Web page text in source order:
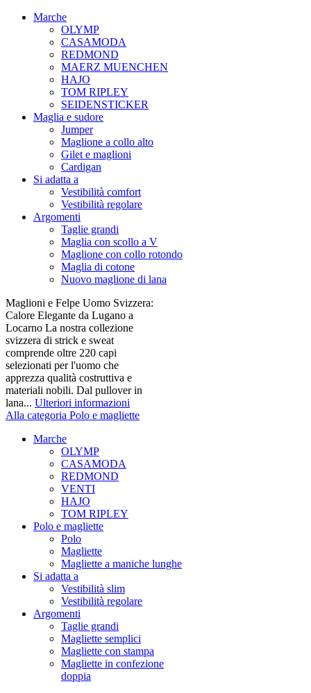
Marche
OLYMP
CASAMODA
REDMOND
MAERZ MUENCHEN
HAJO
TOM RIPLEY
SEIDENSTICKER
Maglia e sudore
Jumper
Maglione a collo alto
Gilet e maglioni
Cardigan
Si adatta a
Vestibilità comfort
Vestibilità regolare
Argomenti
Taglie grandi
Maglia con scollo a V
Maglione con collo rotondo
Maglia di cotone
Nuovo maglione di lana
Maglioni e Felpe Uomo Svizzera:
Calore Elegante da Lugano a
Locarno La nostra collezione
svizzera di strick e sweat
comprende oltre 220 capi
selezionati per l'uomo che
apprezza qualità costruttiva e
materiali nobili. Dal pullover in
lana... Ulteriori informazioni
Alla categoria Polo e magliette
Marche
OLYMP
CASAMODA
REDMOND
VENTI
HAJO
TOM RIPLEY
Polo e magliette
Polo
Magliette
Magliette a maniche lunghe
Si adatta a
Vestibilità slim
Vestibilità regolare
Argomenti
Taglie grandi
Magliette semplici
Magliette con stampa
Magliette in confezione
doppia